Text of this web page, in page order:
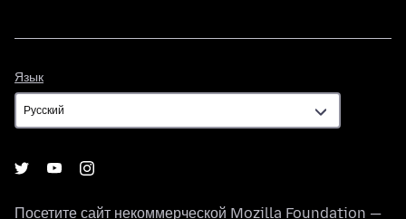
Язык
Посетите сайт некоммерческой Mozilla Foundation —